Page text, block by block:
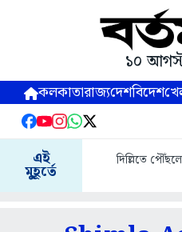
১০
কলকাতারাজ্যদেশবিদেশ
এই
মুহূর্তে
দিল্লিতে